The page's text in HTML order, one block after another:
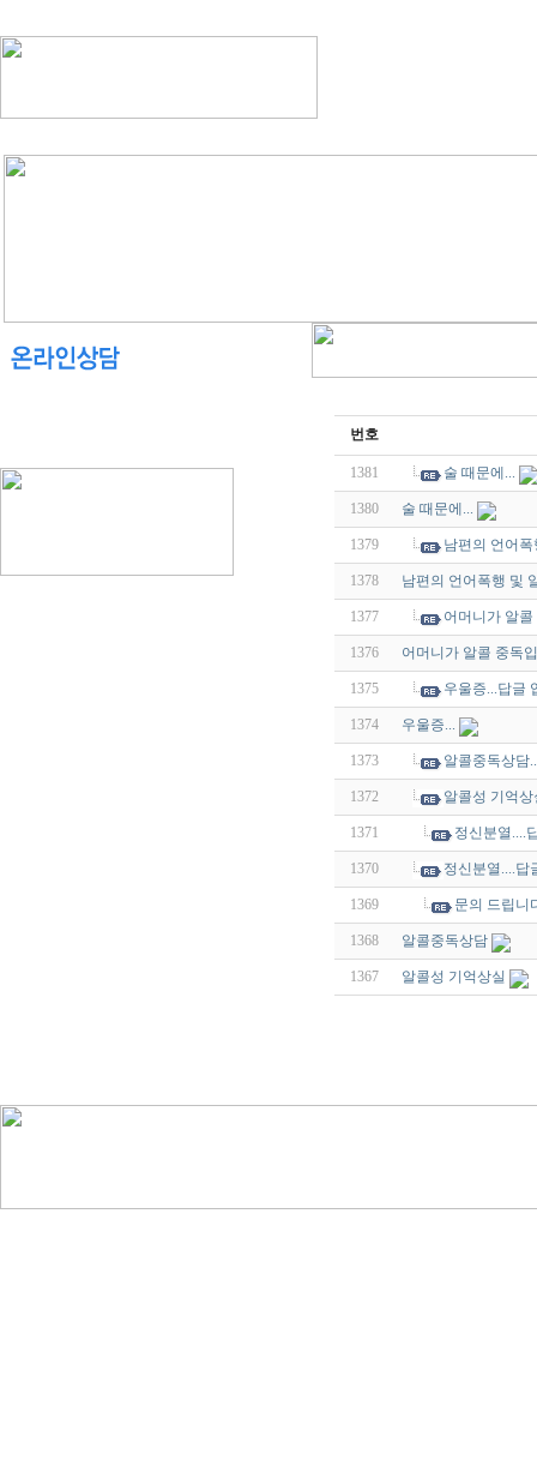
번호
1381 술 때문에...
1380 술 때문에...
1379 남편의 언어
1378 남편의 언어폭행 및
1377 어머니가 알
1376 어머니가 알콜 중독
1375 우울증...답글
1374 우울증...
1373 알콜중독상담
1372 알콜성 기억
1371 정신분열....
1370 정신분열....답
1369 문의 드립니
1368 알콜중독상담
1367 알콜성 기억상실